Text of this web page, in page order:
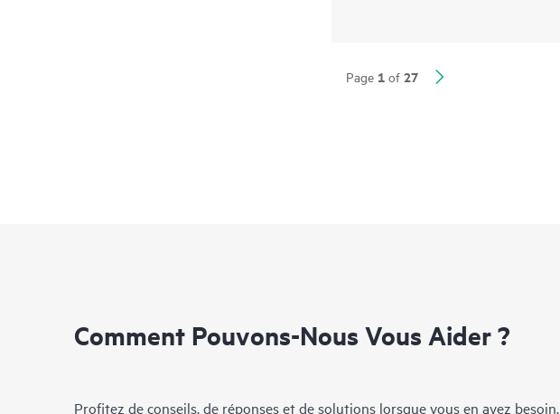
Page 1 of 27
Comment Pouvons-Nous Vous Aider ?
Profitez de conseils, de réponses et de solutions lorsque vous en avez besoin.